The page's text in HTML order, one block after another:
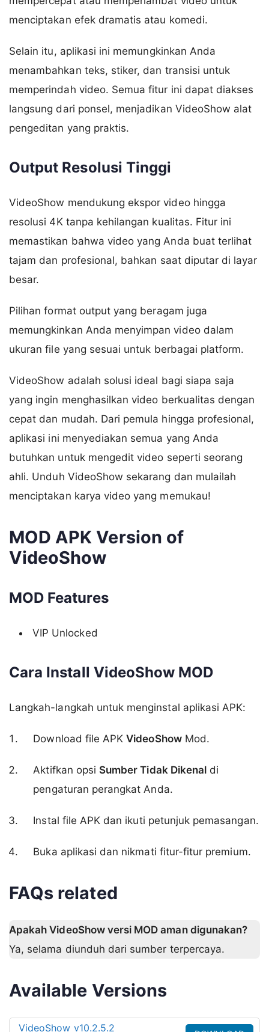
menciptakan efek dramatis atau komedi.
Selain itu, aplikasi ini memungkinkan Anda
menambahkan teks, stiker, dan transisi untuk
memperindah video. Semua fitur ini dapat diakses
langsung dari ponsel, menjadikan VideoShow alat
pengeditan yang praktis.
Output Resolusi Tinggi
VideoShow mendukung ekspor video hingga
resolusi 4K tanpa kehilangan kualitas. Fitur ini
memastikan bahwa video yang Anda buat terlihat
tajam dan profesional, bahkan saat diputar di layar
besar.
Pilihan format output yang beragam juga
memungkinkan Anda menyimpan video dalam
ukuran file yang sesuai untuk berbagai platform.
VideoShow adalah solusi ideal bagi siapa saja
yang ingin menghasilkan video berkualitas dengan
cepat dan mudah. Dari pemula hingga profesional,
aplikasi ini menyediakan semua yang Anda
butuhkan untuk mengedit video seperti seorang
ahli. Unduh VideoShow sekarang dan mulailah
menciptakan karya video yang memukau!
MOD APK Version of
VideoShow
MOD Features
VIP Unlocked
Cara Install VideoShow MOD
Langkah-langkah untuk menginstal aplikasi APK:
Download file APKVideoShowMod.
Aktifkan opsi Sumber Tidak Dikenal di
pengaturan perangkat Anda.
Instal file APK dan ikuti petunjuk pemasangan.
Buka aplikasi dan nikmati fitur-fitur premium.
FAQs related
Apakah VideoShow versi MOD aman digunakan?
Ya, selama diunduh dari sumber terpercaya.
Available Versions
VideoShow v10.2.5.2